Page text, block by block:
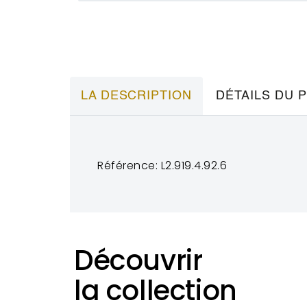
LA DESCRIPTION DÉTAILS DU
Référence: L2.919.4.92.6
Découvrir
la collection